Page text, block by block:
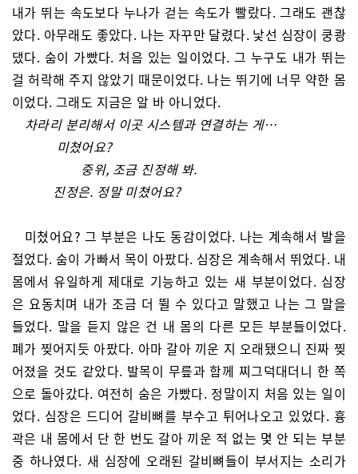
내가 뛰는 속도보다 누나가 걷는 속도가 빨랐다. 그래도 괜찮
았다. 아무래도 좋았다. 나는 자꾸만 달렸다. 낯선 심장이 쿵쾅
댔다. 숨이 가빴다. 처음 있는 일이었다. 그 누구도 내가 뛰는
걸 허락해 주지 않았기 때문이었다. 나는 뛰기에 너무 약한 몸
이었다. 그래도 지금은 알 바 아니었다.
차라리 분리해서 이곳 시스템과 연결하는 게…
미쳤어요?
중위, 조금 진정해 봐.
진정은. 정말 미쳤어요?
미쳤어요? 그 부분은 나도 동감이었다. 나는 계속해서 발을
절었다. 숨이 가빠서 목이 아팠다. 심장은 계속해서 뛰었다. 내
몸에서 유일하게 제대로 기능하고 있는 새 부분이었다. 심장
은 요동치며 내가 조금 더 뛸 수 있다고 말했고 나는 그 말을
들었다. 말을 듣지 않은 건 내 몸의 다른 모든 부분들이었다.
폐가 찢어지듯 아팠다. 아마 갈아 끼운 지 오래됐으니 진짜 찢
어졌을 것도 같았다. 발목이 무릎과 함께 찌그덕대더니 한 쪽
으로 돌아갔다. 여전히 숨은 가빴다. 정말이지 처음 있는 일이
었다. 심장은 드디어 갈비뼈를 부수고 튀어나오고 있었다. 흉
곽은 내 몸에서 단 한 번도 갈아 끼운 적 없는 몇 안 되는 부분
중 하나였다. 새 심장에 오래된 갈비뼈들이 부서지는 소리가